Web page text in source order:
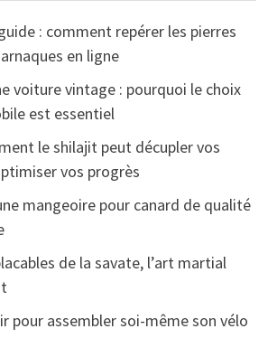
: comment repérer les pierres
en ligne
voiture vintage : pourquoi le choix
est essentiel
le shilajit peut décupler vos
vos progrès
mangeoire pour canard de qualité
de la savate, l’art martial
pour assembler soi-même son vélo